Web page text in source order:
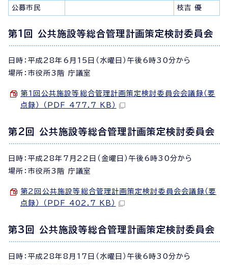
公募市民 枝吉 優
第1回 公共施設等総合管理計画策定検討委員会
日時：平成28年6月15日（水曜日）午後6時30分から
場所：市役所3階 庁議室
第1回公共施設等総合管理計画策定検討委員会会議録（要
点録） （PDF 477.7 KB）
第2回 公共施設等総合管理計画策定検討委員会
日時：平成28年7月22日（金曜日）午後6時30分から
場所：市役所3階 庁議室
第2回公共施設等総合管理計画策定検討委員会会議録（要
点録） （PDF 402.7 KB）
第3回 公共施設等総合管理計画策定検討委員会
日時：平成28年8月17日（水曜日）午後6時30分から